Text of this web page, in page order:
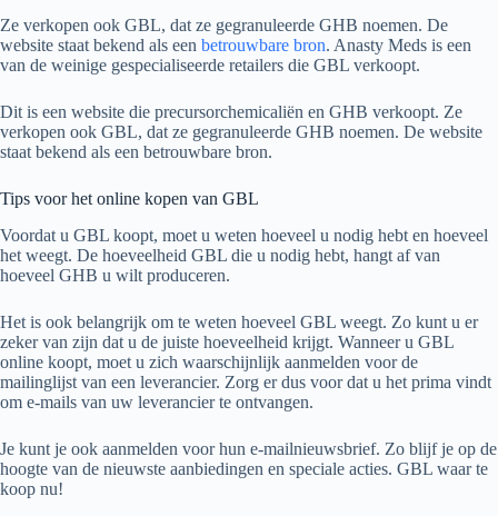
Ze verkopen ook GBL, dat ze gegranuleerde GHB noemen. De
website staat bekend als een betrouwbare bron. Anasty Meds is een
van de weinige gespecialiseerde retailers die GBL verkoopt.
Dit is een website die precursorchemicaliën en GHB verkoopt. Ze
verkopen ook GBL, dat ze gegranuleerde GHB noemen. De website
staat bekend als een betrouwbare bron.
Tips voor het online kopen van GBL
Voordat u GBL koopt, moet u weten hoeveel u nodig hebt en hoeveel
het weegt. De hoeveelheid GBL die u nodig hebt, hangt af van
hoeveel GHB u wilt produceren.
Het is ook belangrijk om te weten hoeveel GBL weegt. Zo kunt u er
zeker van zijn dat u de juiste hoeveelheid krijgt. Wanneer u GBL
online koopt, moet u zich waarschijnlijk aanmelden voor de
mailinglijst van een leverancier. Zorg er dus voor dat u het prima vindt
om e-mails van uw leverancier te ontvangen.
Je kunt je ook aanmelden voor hun e-mailnieuwsbrief. Zo blijf je op de
hoogte van de nieuwste aanbiedingen en speciale acties. GBL waar te
koop nu!